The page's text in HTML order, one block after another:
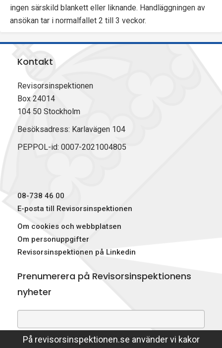
o
n
ingen särskild blankett eller liknande. Handläggningen av
ansökan tar i normalfallet 2 till 3 veckor.
På revisorsinspektionen.se använder vi kakor
Kontakt
Revisorsinspektionen
Box 24014
104 50 Stockholm
Besöksadress: Karlavägen 104
PEPPOL-id: 0007-2021004805
08-738 46 00
E-posta till Revisorsinspektionen
Om cookies och webbplatsen
Om personuppgifter
Revisorsinspektionen på Linkedin
Prenumerera på Revisorsinspektionens
nyheter
Genom att prenumerera på nyheter godkänner du att